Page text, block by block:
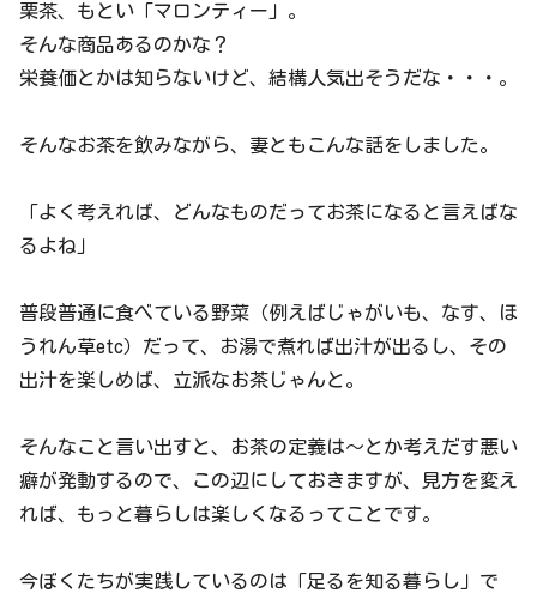
栗茶、もとい「マロンティー」。
そんな商品あるのかな？
栄養価とかは知らないけど、結構人気出そうだな・・・。
そんなお茶を飲みながら、妻ともこんな話をしました。
「よく考えれば、どんなものだってお茶になると言えばな
るよね」
普段普通に食べている野菜（例えばじゃがいも、なす、ほ
うれん草etc）だって、お湯で煮れば出汁が出るし、その
出汁を楽しめば、立派なお茶じゃんと。
そんなこと言い出すと、お茶の定義は～とか考えだす悪い
癖が発動するので、この辺にしておきますが、見方を変え
れば、もっと暮らしは楽しくなるってことです。
今ぼくたちが実践しているのは「足るを知る暮らし」で